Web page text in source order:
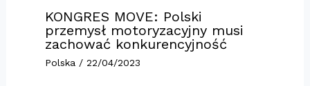
KONGRES MOVE: Polski
przemysł motoryzacyjny musi
zachować konkurencyjność
Polska/ 22/04/2023